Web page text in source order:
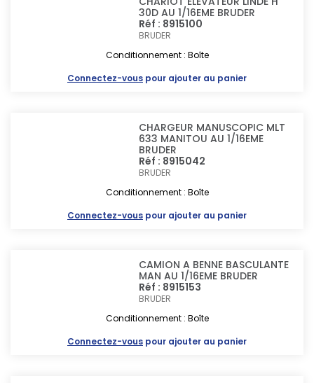
30D AU 1/16EME BRUDER
Réf : 8915100
BRUDER
Conditionnement : Boîte
Connectez-vous pour ajouter au panier
CHARGEUR MANUSCOPIC MLT
633 MANITOU AU 1/16EME
BRUDER
Réf : 8915042
BRUDER
Conditionnement : Boîte
Connectez-vous pour ajouter au panier
CAMION A BENNE BASCULANTE
MAN AU 1/16EME BRUDER
Réf : 8915153
BRUDER
Conditionnement : Boîte
Connectez-vous pour ajouter au panier